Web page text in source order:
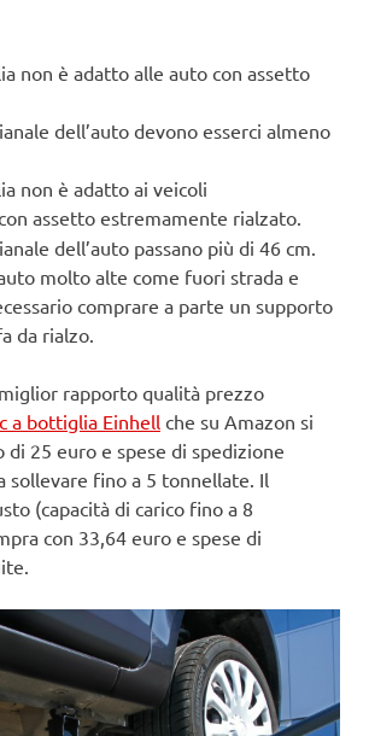
non è adatto alle auto con assetto
dell’auto devono esserci almeno
non è adatto ai veicoli
assetto estremamente rialzato.
dell’auto passano più di 46 cm.
molto alte come fuori strada e
comprare a parte un supporto
da rialzo.
rapporto qualità prezzo
a bottiglia Einhell che su Amazon si
di 25 euro e spese di spedizione
sollevare fino a 5 tonnellate. Il
(capacità di carico fino a 8
con 33,64 euro e spese di